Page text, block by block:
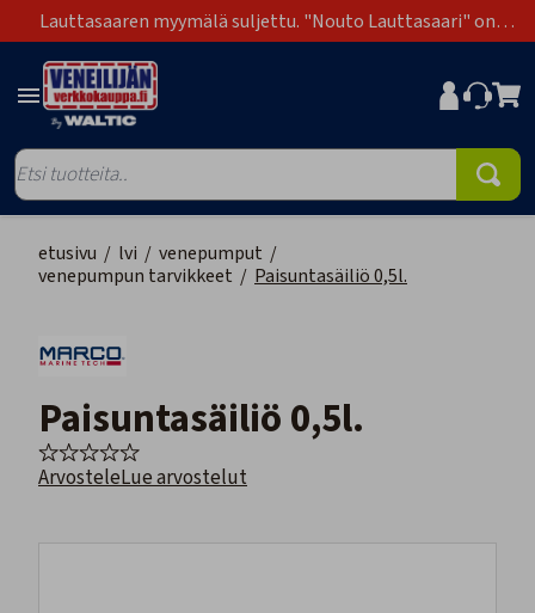
Lauttasaaren myymälä suljettu. "Nouto Lauttasaari" on
poistunut toimitustapavaihtoehdoista.
etusivu / lvi / venepumput /
venepumpun tarvikkeet / Paisuntasäiliö 0,5l.
Paisuntasäiliö 0,5l.
ArvosteleLue arvostelut